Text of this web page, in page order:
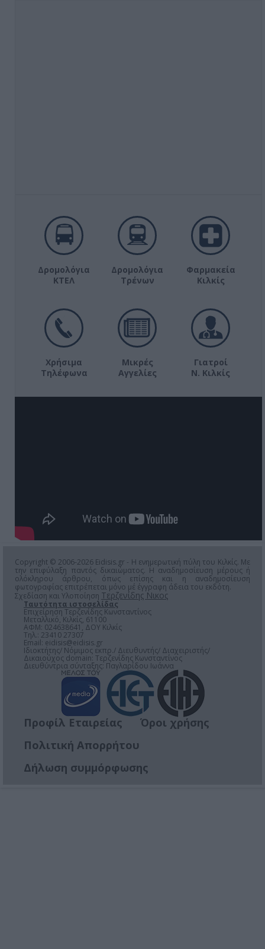
Δρομολόγια
ΚΤΕΛ
Δρομολόγια
Τρένων
Φαρμακεία
Κιλκίς
Χρήσιμα
Τηλέφωνα
Μικρές
Αγγελίες
Γιατροί
Ν. Κιλκίς
Copyright © 2006-2026 Eidisis.gr - Η ενημερωτική πύλη του Κιλκίς. Με
την επιφύλαξη παντός δικαιώματος. Η αναδημοσίευση μέρους ή
ολόκληρου άρθρου, όπως επίσης και η αναδημοσίευση
φωτογραφίας επιτρέπεται μόνο μέ έγγραφη άδεια του εκδότη.
Σχεδίαση και Υλοποίηση Τερζενίδης Νικος
Ταυτότητα ιστοσελίδας
Επιχείρηση Τερζενίδης Κωνσταντίνος
Μεταλλικό, Κιλκίς, 61100
ΑΦΜ: 024638641, ΔΟΥ Κιλκίς
Τηλ.: 23410 27307
Email: eidisis@eidisis.gr
Ιδιοκτήτης/ Νόμιμος εκπρ./ Διευθυντής/ Διαχειριστής/
Δικαιούχος domain: Τερζενίδης Κωνσταντίνος
Διευθύντρια σύνταξης: Παγλαρίδου Ιωάννα
Προφίλ Εταιρείας
Όροι χρήσης
Πολιτική Απορρήτου
Δήλωση συμμόρφωσης